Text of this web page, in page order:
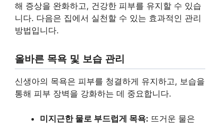
해 증상을 완화하고, 건강한 피부를 유지할 수 있습
니다. 다음은 집에서 실천할 수 있는 효과적인 관리
방법입니다.
올바른 목욕 및 보습 관리
신생아의 목욕은 피부를 청결하게 유지하고, 보습을
통해 피부 장벽을 강화하는 데 중요합니다.
미지근한 물로 부드럽게 목욕: 뜨거운 물은